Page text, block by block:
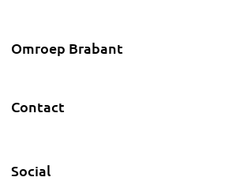
Omroep Brabant
Contact
Social